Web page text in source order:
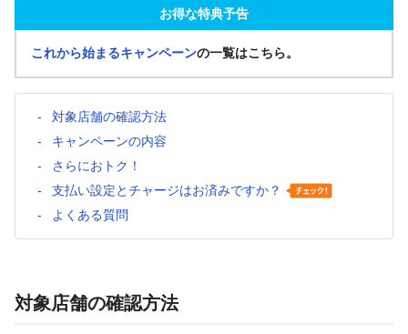
お得な特典予告
これから始まるキャンペーンの一覧はこちら。
対象店舗の確認方法
キャンペーンの内容
さらにおトク！
支払い設定とチャージはお済みですか？
よくある質問
対象店舗の確認方法